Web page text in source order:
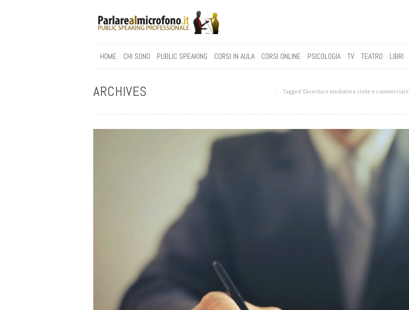
HOME CHI SONO PUBLIC SPEAKING CORSI IN AULA CORSI ONLINE PSICOLOGIA TV TEATRO LIBRI
ARCHIVES Tagged ‘Diventare mediatore civile e commerciale‘